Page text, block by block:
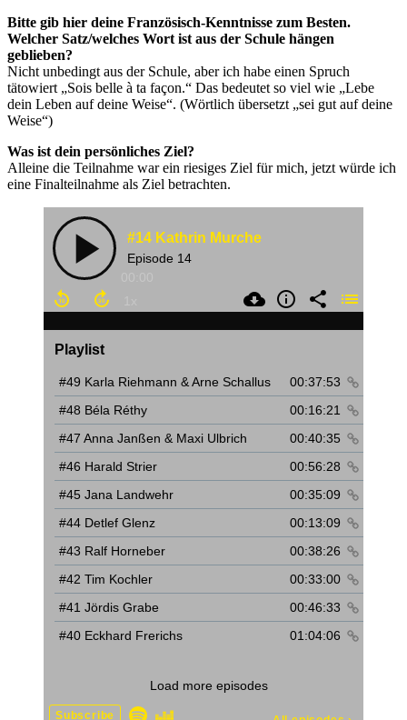
Bitte gib hier deine Französisch-Kenntnisse zum Besten.
Welcher Satz/welches Wort ist aus der Schule hängen
geblieben?
Nicht unbedingt aus der Schule, aber ich habe einen Spruch
tätowiert „Sois belle à ta façon.“ Das bedeutet so viel wie „Lebe
dein Leben auf deine Weise“. (Wörtlich übersetzt „sei gut auf deine
Weise“)
Was ist dein persönliches Ziel?
Alleine die Teilnahme war ein riesiges Ziel für mich, jetzt würde ich
eine Finalteilnahme als Ziel betrachten.